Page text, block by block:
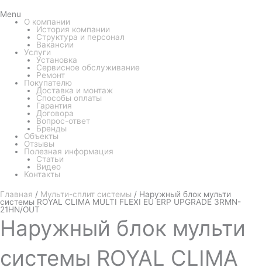
Menu
О компании
История компании
Структура и персонал
Вакансии
Услуги
Установка
Сервисное обслуживание
Ремонт
Покупателю
Доставка и монтаж
Способы оплаты
Гарантия
Договора
Вопрос-ответ
Бренды
Объекты
Отзывы
Полезная информация
Статьи
Видео
Контакты
Главная / Мульти-сплит системы / Наружный блок мульти
системы ROYAL CLIMA MULTI FLEXI EU ERP UPGRADE 3RMN-
21HN/OUT
Наружный блок мульти
системы ROYAL CLIMA